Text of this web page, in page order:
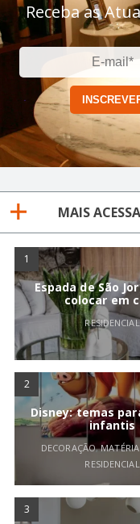
Receba as
MAIS
1
Espada de São
colocar em
RESIDENCIAL
2
Disney: temas
infantis
DECORAÇÃO,
RESIDENCIAL
3